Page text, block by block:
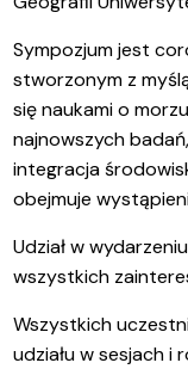
Sympozjum jest
stworzonym z
się naukami o
najnowszych
integracja
obejmuje
Udział w
wszystkich
Wszystkich
udziału w sesjach